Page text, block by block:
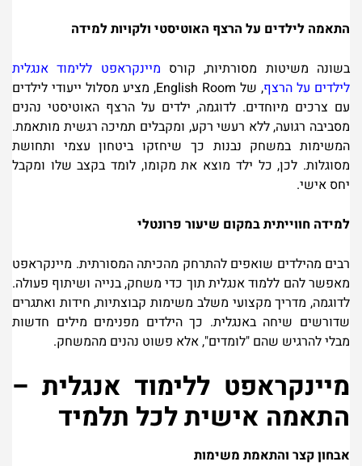
התאמה לילדים על הרצף האוטיסטי ולקויות למידה
בשונה משיטות מסורתיות, קורס מיינקראפט ללימוד אנגלית
לילדים על הרצף, של English Room
, מציע מסלול ייעודי לילדים
עם צרכים מיוחדים. לדוגמה, ילדים על הרצף האוטיסטי נהנים
מסביבה רגועה, ללא רעשי רקע, ומקבלים תמיכה רגשית מותאמת.
המשימות במשחק נבנות כך שיחזקו ביטחון עצמי ותחושת
מסוגלות. לכן, כל ילד מוצא את מקומו, לומד בקצב שלו ומקבל
יחס אישי.
למידה חווייתית במקום שיעור פרונטלי
רבים מהילדים שואפים להתרחק מהכיתה המסורתית. מיינקראפט
מאפשר להם ללמוד אנגלית תוך כדי משחק, בנייה ושיתוף פעולה.
לדוגמה, מדריך מקצועי משלב משימות קבוצתיות, חידות ואתגרים
שדורשים שיחה באנגלית. כך הילדים מפנימים מילים חדשות
מבלי להרגיש שהם "לומדים", אלא פשוט נהנים מהמשחק.
מיינקראפט ללימוד אנגלית –
התאמה אישית לכל תלמיד
אבחון קצר והתאמת משימות